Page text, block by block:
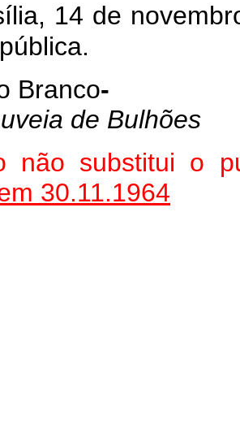
14 de
Branco-
de Bulhões
não substitui o
30.11.1964